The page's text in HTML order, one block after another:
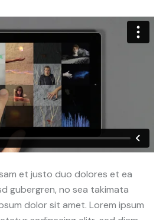
et justo duo dolores et ea
gubergren, no sea takimata
dolor sit amet. Lorem ipsum